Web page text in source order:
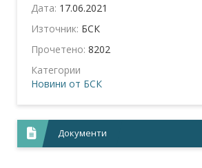
Дата: 17.06.2021
Източник: БСК
Прочетено: 8202
Категории
Новини от БСК
Документи